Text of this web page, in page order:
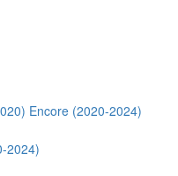
Encore (2020-2024)
2024)